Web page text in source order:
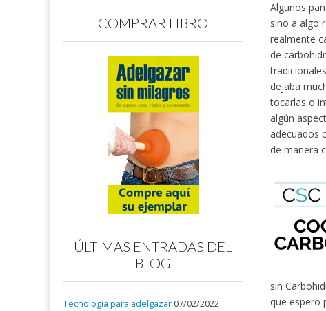
Algunos
sino a algo
realmente
de
dejaba
tocarlas o
algún
adecuados
de manera
sin
que espero
COMPRAR LIBRO
ÚLTIMAS ENTRADAS DEL
BLOG
Tecnología para adelgazar 07/02/2022